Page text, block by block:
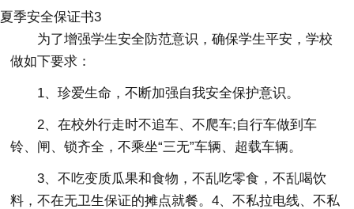
夏季安全保证书3
为了增强学生安全防范意识，确保学生平安，学校
做如下要求：
1、珍爱生命，不断加强自我安全保护意识。
2、在校外行走时不追车、不爬车;自行车做到车
铃、闸、锁齐全，不乘坐“三无”车辆、超载车辆。
3、不吃变质瓜果和食物，不乱吃零食，不乱喝饮
料，不在无卫生保证的摊点就餐。4、不私拉电线、不私